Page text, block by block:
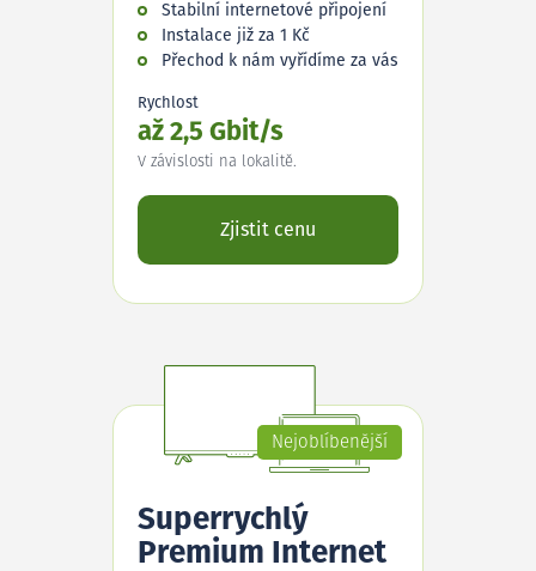
Stabilní internetové připojení
Instalace již za 1 Kč
Přechod k nám vyřídíme za vás
Rychlost
až 2,5 Gbit/s
V závislosti na lokalitě.
Zjistit cenu
Nejoblíbenější
Superrychlý
Premium Internet